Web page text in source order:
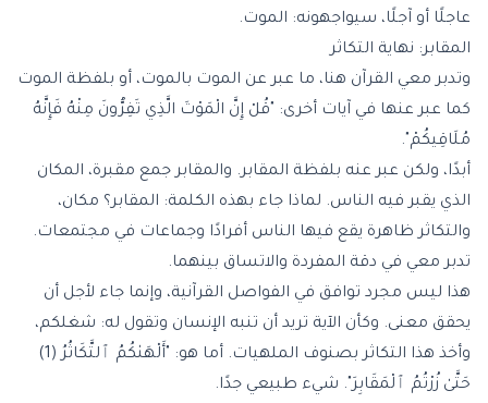
عاجلًا أو آجلًا، سيواجهونه: الموت.
المقابر: نهاية التكاثر
وتدبر معي القرآن هنا، ما عبر عن الموت بالموت، أو بلفظة الموت
كما عبر عنها في آيات أخرى: "قُلْ إِنَّ الْمَوْتَ الَّذِي تَفِرُّونَ مِنْهُ فَإِنَّهُ
مُلَاقِيكُمْ".
أبدًا، ولكن عبر عنه بلفظة المقابر. والمقابر جمع مقبرة، المكان
الذي يقبر فيه الناس. لماذا جاء بهذه الكلمة: المقابر؟ مكان،
والتكاثر ظاهرة يقع فيها الناس أفرادًا وجماعات في مجتمعات.
تدبر معي في دقة المفردة والاتساق بينهما.
هذا ليس مجرد توافق في الفواصل القرآنية، وإنما جاء لأجل أن
يحقق معنى. وكأن الآية تريد أن تنبه الإنسان وتقول له: شغلكم،
وأخذ هذا التكاثر بصنوف الملهيات. أما هو: "أَلْهَىٰكُمُ ٱلتَّكَاثُرُ (1)
حَتَّىٰ زُرْتُمُ ٱلْمَقَابِرَ". شيء طبيعي جدًا.